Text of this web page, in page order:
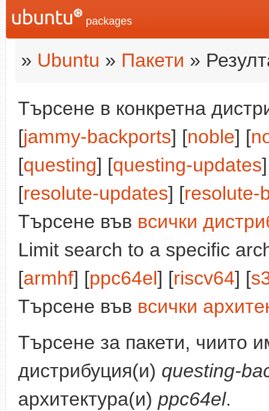
packages
» Ubuntu » Пакети »
Търсене в конкретна
[jammy-backports] [noble] [
[questing] [questing-updates
[resolute-updates] [resolute-
Търсене във всички
Limit search to a specific
[armhf] [ppc64el] [riscv64] [
Търсене във всички
Търсене за пакети, чиито
дистрибуция(и) questing-
архитектура(и) ppc64el.